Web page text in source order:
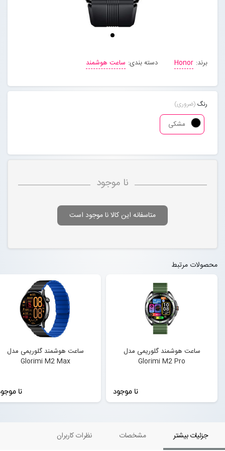
درباره ما
برند: Honor دسته بندی: ساعت هوشمند
رنگ (ضروری)
مشکی
نا موجود
متاسفانه این کالا نا موجود است
محصولات مرتبط
ساعت هوشمند گلوریمی مدل
Glorimi M2 Pro
نا موجود
ساعت هوشمند گلوریمی مدل
Glorimi M2 Max
نا
جزئیات بیشتر مشخصات نظرات کاربران